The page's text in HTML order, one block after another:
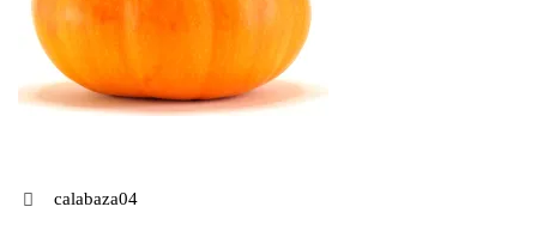
Navegación
calabaza04